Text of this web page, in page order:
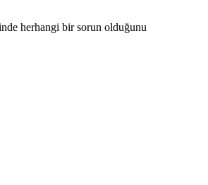
herhangi bir sorun olduğunu